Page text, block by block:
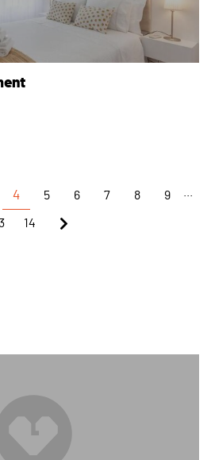
4 5 6 7 8 9
14